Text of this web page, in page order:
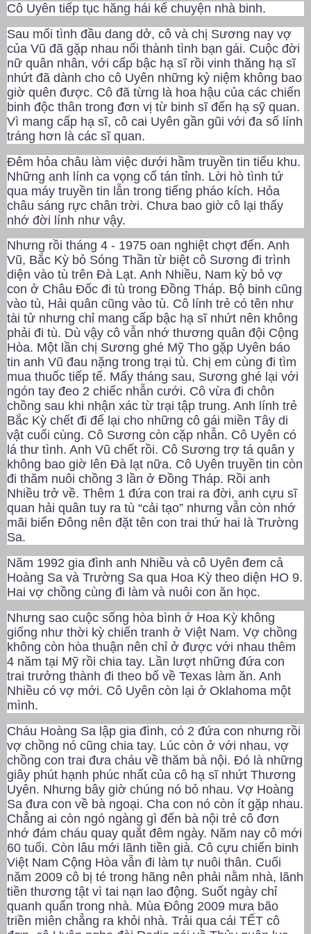
Cô Uyên tiếp tục hăng hái kể chuyện nhà binh.
Sau mối tình đầu dang dở, cô và chị Sương nay vợ
của Vũ đã gặp nhau nối thành tình bạn gái. Cuộc đời
nữ quân nhân, với cấp bậc hạ sĩ rồi vinh thăng hạ sĩ
nhứt đã dành cho cô Uyên những kỷ niệm không bao
giờ quên được. Cô đã từng là hoa hậu của các chiến
binh độc thân trong đơn vị từ binh sĩ đến hạ sỹ quan.
Vì mang cấp hạ sĩ, cô cai Uyên gần gũi với đa số lính
tráng hơn là các sĩ quan.
Đêm hỏa châu làm việc dưới hầm truyền tin tiểu khu.
Những anh lính ca vọng cổ tán tỉnh. Lời hò tình tứ
qua máy truyền tin lẫn trong tiếng pháo kích. Hỏa
châu sáng rực chân trời. Chưa bao giờ cô lại thấy
nhớ đời lính như vậy.
Nhưng rồi tháng 4 - 1975 oan nghiệt chợt đến. Anh
Vũ, Bắc Kỳ bỏ Sóng Thần từ biệt cô Sương đi trình
diện vào tù trên Đà Lạt. Anh Nhiều, Nam kỳ bỏ vợ
con ở Châu Đốc đi tù trong Đồng Tháp. Bộ binh cũng
vào tù, Hải quân cũng vào tù. Cô lính trẻ có tên như
tài tử nhưng chỉ mang cấp bậc hạ sĩ nhứt nên không
phải đi tù. Dù vậy cô vẫn nhớ thương quân đội Cộng
Hòa. Một lần chị Sương ghé Mỹ Tho gặp Uyên báo
tin anh Vũ đau nặng trong trại tù. Chị em cùng đi tìm
mua thuốc tiếp tế. Mấy tháng sau, Sương ghé lại với
ngón tay đeo 2 chiếc nhẫn cưới. Cô vừa đi chôn
chồng sau khi nhận xác từ trại tập trung. Anh lính trẻ
Bắc Kỳ chết đi để lại cho những cô gái miền Tây di
vật cuối cùng. Cô Sương còn cặp nhẫn. Cô Uyên có
lá thư tình. Anh Vũ chết rồi. Cô Sương trợ tá quân y
không bao giờ lên Đà lạt nữa. Cô Uyên truyền tin còn
đi thăm nuôi chồng 3 lần ở Đồng Tháp. Rồi anh
Nhiều trở về. Thêm 1 đứa con trai ra đời, anh cựu sĩ
quan hải quân tuy ra tù “cải tạo” nhưng vẫn còn nhớ
mãi biển Đông nên đặt tên con trai thứ hai là Trường
Sa.
Năm 1992 gia đình anh Nhiều và cô Uyên đem cả
Hoàng Sa và Trường Sa qua Hoa Kỳ theo diện HO 9.
Hai vợ chồng cùng đi làm và nuôi con ăn học.
Nhưng sao cuộc sống hòa bình ở Hoa Kỳ không
giống như thời kỳ chiến tranh ở Việt Nam. Vợ chồng
không còn hòa thuận nên chỉ ở được với nhau thêm
4 năm tại Mỹ rồi chia tay. Lần lượt những đứa con
trai trưởng thành đi theo bố về Texas làm ăn. Anh
Nhiều có vợ mới. Cô Uyên còn lại ở Oklahoma một
mình.
Cháu Hoàng Sa lập gia đình, có 2 đứa con nhưng rồi
vợ chồng nó cũng chia tay. Lúc còn ở với nhau, vợ
chồng con trai đưa cháu về thăm bà nội. Đó là những
giây phút hạnh phúc nhất của cô hạ sĩ nhứt Thương
Uyên. Nhưng bây giờ chúng nó bỏ nhau. Vợ Hoàng
Sa đưa con về bà ngoại. Cha con nó còn ít gặp nhau.
Chẳng ai còn ngó ngàng gì đến bà nội trẻ cô đơn
nhớ đám cháu quay quắt đêm ngày. Năm nay cô mới
60 tuổi. Còn lâu mới lãnh tiền già. Cô cựu chiến binh
Việt Nam Cộng Hòa vẫn đi làm tự nuôi thân. Cuối
năm 2009 cô bị té trong hãng nên phải nằm nhà, lãnh
tiền thương tật vì tai nạn lao động. Suốt ngày chỉ
quanh quẩn trong nhà. Mùa Đông 2009 mưa bão
triền miên chẳng ra khỏi nhà. Trải qua cái TẾT cô